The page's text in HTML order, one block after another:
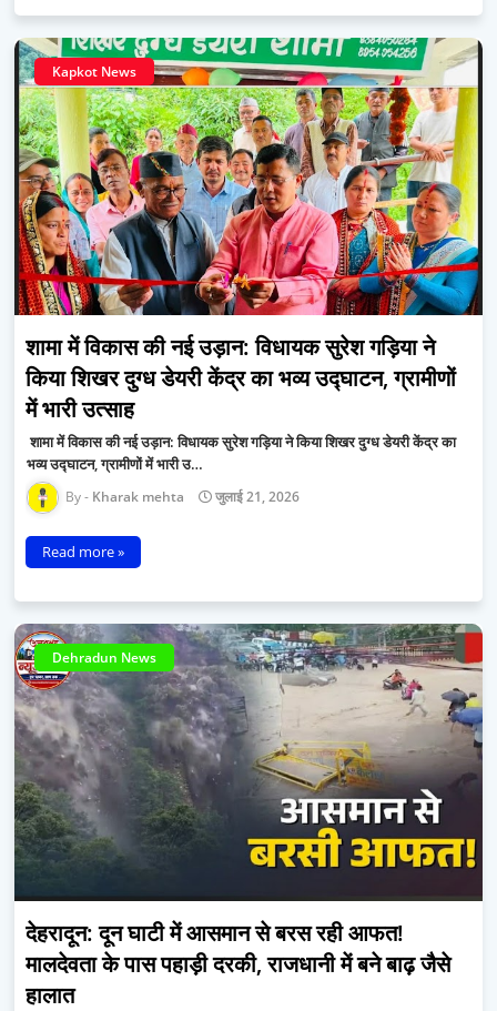
Kapkot News
​शामा में विकास की नई उड़ान: विधायक सुरेश गड़िया ने
किया शिखर दुग्ध डेयरी केंद्र का भव्य उद्घाटन, ग्रामीणों
में भारी उत्साह
​ शामा में विकास की नई उड़ान: विधायक सुरेश गड़िया ने किया शिखर दुग्ध डेयरी केंद्र का
भव्य उद्घाटन, ग्रामीणों में भारी उ…
Kharak mehta जुलाई 21, 2026
Read more »
Dehradun News
देहरादून: दून घाटी में आसमान से बरस रही आफत!
मालदेवता के पास पहाड़ी दरकी, राजधानी में बने बाढ़ जैसे
हालात